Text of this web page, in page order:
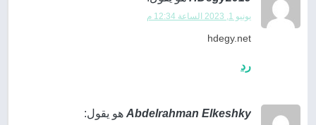
يونيو 1, 2023 الساعة 12:34 م
hdegy.net
رد
Abdelrahman Elkeshky هو يقول: